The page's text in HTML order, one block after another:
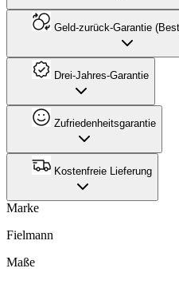
Geld-zurück-Garantie
Drei-Jahres-Garantie
Zufriedenheitsgarantie
Kostenfreie Lieferung
Marke
Fielmann
Maße